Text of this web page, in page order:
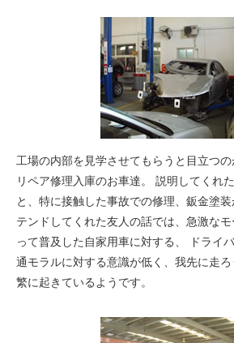
工場の内部を見学させてもらうと目立つの
リペア修理入庫のお車達。 説明してくれ
と、特に接触した事故での修理、鈑金塗
テンドしてくれた友人の話では、急激な
って普及した自家用車に対する、
ドライ
通モラルに対する意識が低く
、我先に走
繁に起きているようです。